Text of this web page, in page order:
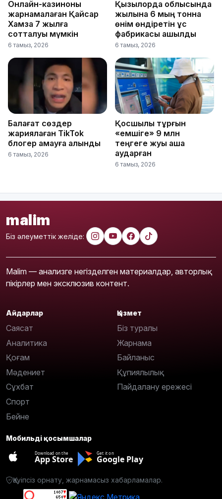
Онлайн-казиноны
жарнамалаған Қайсар
Хамза 7 жылға
сотталуы мүмкін
6 тамыз, 2026
Қызылорда облысында
жылына 6 мың тонна
өнім өндіретін құс
фабрикасы ашылды
6 тамыз, 2026
Балағат сөздер
жариялаған TikTok
блогер қамауға алынды
6 тамыз, 2026
Қосшылық тұрғын
«емшіге» 9 млн
теңгеге жуық ақша
аударған
6 тамыз, 2026
malim
Біз әлеуметтік желіде:
Malim — анализге негізделген материалдар, авторлық
пікірлер мен эксклюзив контент.
Айдарлар
Саясат
Аналитика
Қоғам
Мәдениет
Сұхбат
Спорт
Бейне
Қызмет
Біз туралы
Жарнама
Байланыс
Құпиялылық
Пайдалану ережесі
Мобильді қосымшалар
Download on the
App Store
Get it on
Google Play
Қауіпсіз орнату, жарнамасыз хабарламалар.